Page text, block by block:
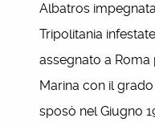
Albatros
Tripolitania
assegnato a
Marina con il
sposò nel Giugno